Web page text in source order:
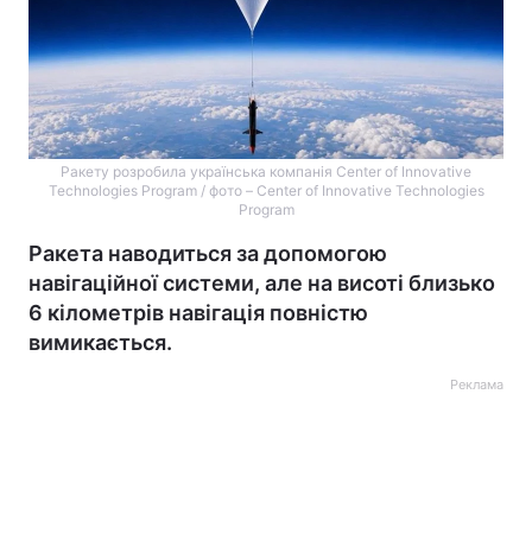
Ракету розробила українська компанія Center of Innovative
Technologies Program / фото – Center of Innovative Technologies
Program
Ракета наводиться за допомогою
навігаційної системи, але на висоті близько
6 кілометрів навігація повністю
вимикається.
Реклама